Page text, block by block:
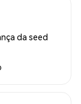
da seed